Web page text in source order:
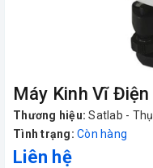
Máy Kinh Vĩ
Thương hiệu: Satlab -
Tình trạng: Còn hàng
Liên hệ